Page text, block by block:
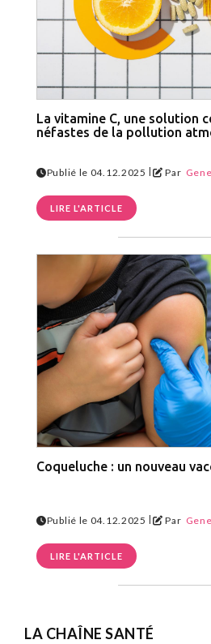
La vitamine C, une solution
néfastes de la pollution
Publié le 04.12.2025 | Par
LIRE L'ARTICLE
Coqueluche : un nouveau
Publié le 04.12.2025 | Par
LIRE L'ARTICLE
LA CHAÎNE SANTÉ